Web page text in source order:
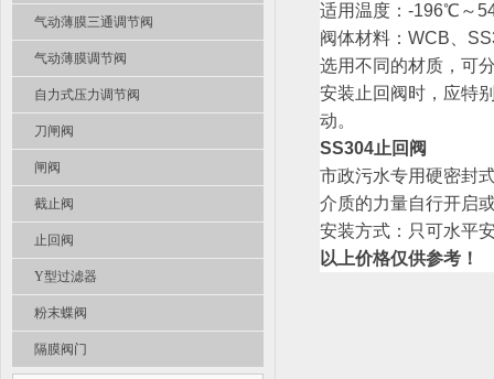
气动薄膜三通调节阀
气动薄膜调节阀
自力式压力调节阀
刀闸阀
闸阀
截止阀
止回阀
Y型过滤器
粉末蝶阀
隔膜阀门
适用温度：-196℃～
阀体材料：WCB、
选用不同的材质，可
安装止回阀时，应特
动。
SS304止回阀
市政污水专用硬密封
介质的力量自行开启
安装方式：只可水平
以上价格仅供参考！